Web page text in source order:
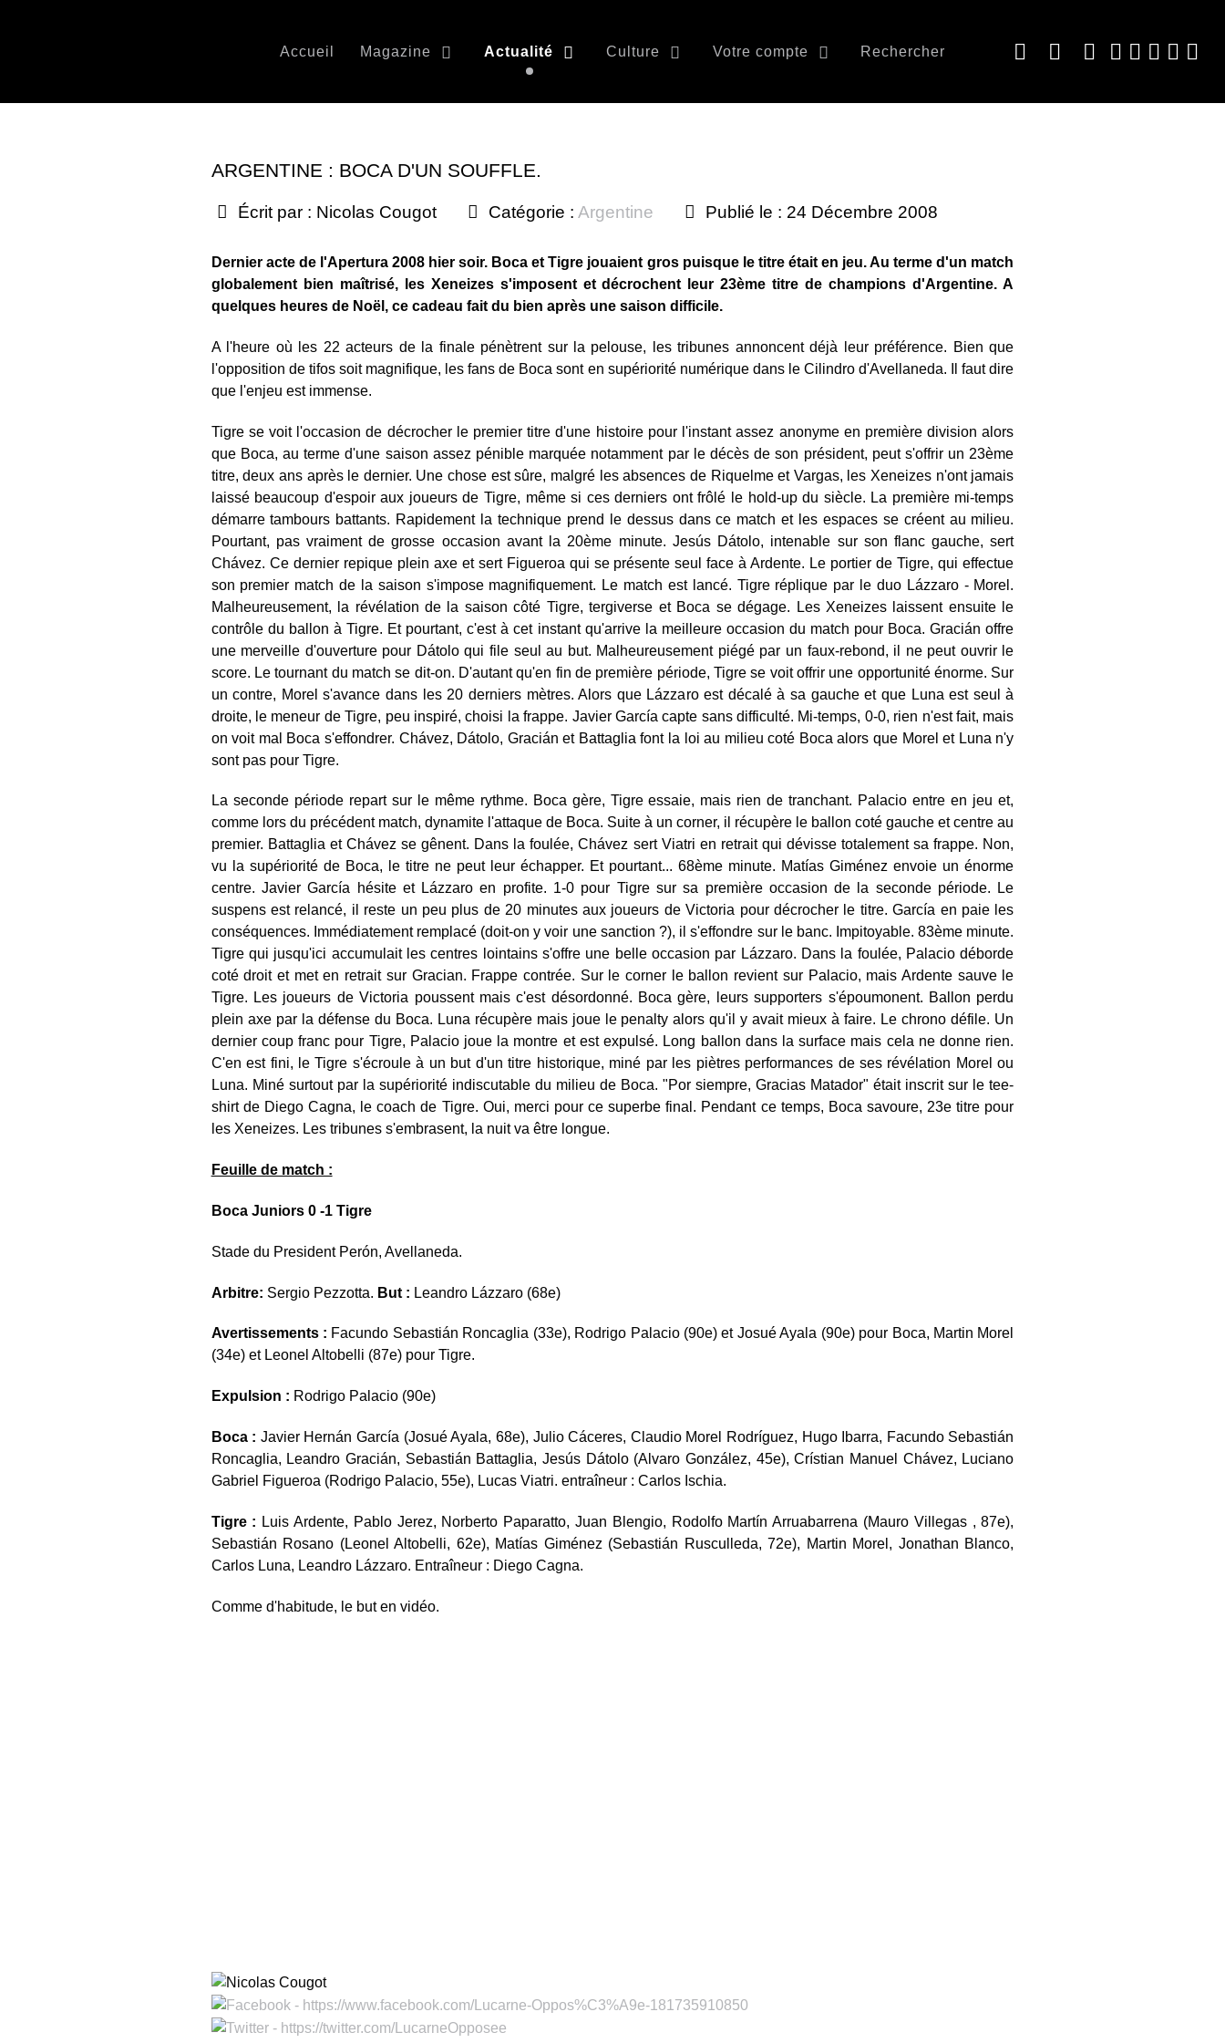
Accueil Magazine Actualité Culture Votre compte Rechercher
ARGENTINE : BOCA D'UN SOUFFLE.
Écrit par : Nicolas Cougot Catégorie : Argentine Publié le : 24 Décembre 2008
Dernier acte de l'Apertura 2008 hier soir. Boca et Tigre jouaient gros puisque le titre était en jeu. Au terme d'un match
globalement bien maîtrisé, les Xeneizes s'imposent et décrochent leur 23ème titre de champions d'Argentine. A
quelques heures de Noël, ce cadeau fait du bien après une saison difficile.
A l'heure où les 22 acteurs de la finale pénètrent sur la pelouse, les tribunes annoncent déjà leur préférence. Bien que
l'opposition de tifos soit magnifique, les fans de Boca sont en supériorité numérique dans le Cilindro d'Avellaneda. Il faut dire
que l'enjeu est immense.
Tigre se voit l'occasion de décrocher le premier titre d'une histoire pour l'instant assez anonyme en première division alors
que Boca, au terme d'une saison assez pénible marquée notamment par le décès de son président, peut s'offrir un 23ème
titre, deux ans après le dernier. Une chose est sûre, malgré les absences de Riquelme et Vargas, les Xeneizes n'ont jamais
laissé beaucoup d'espoir aux joueurs de Tigre, même si ces derniers ont frôlé le hold-up du siècle. La première mi-temps
démarre tambours battants. Rapidement la technique prend le dessus dans ce match et les espaces se créent au milieu.
Pourtant, pas vraiment de grosse occasion avant la 20ème minute. Jesús Dátolo, intenable sur son flanc gauche, sert
Chávez. Ce dernier repique plein axe et sert Figueroa qui se présente seul face à Ardente. Le portier de Tigre, qui effectue
son premier match de la saison s'impose magnifiquement. Le match est lancé. Tigre réplique par le duo Lázzaro - Morel.
Malheureusement, la révélation de la saison côté Tigre, tergiverse et Boca se dégage. Les Xeneizes laissent ensuite le
contrôle du ballon à Tigre. Et pourtant, c'est à cet instant qu'arrive la meilleure occasion du match pour Boca. Gracián offre
une merveille d'ouverture pour Dátolo qui file seul au but. Malheureusement piégé par un faux-rebond, il ne peut ouvrir le
score. Le tournant du match se dit-on. D'autant qu'en fin de première période, Tigre se voit offrir une opportunité énorme. Sur
un contre, Morel s'avance dans les 20 derniers mètres. Alors que Lázzaro est décalé à sa gauche et que Luna est seul à
droite, le meneur de Tigre, peu inspiré, choisi la frappe. Javier García capte sans difficulté. Mi-temps, 0-0, rien n'est fait, mais
on voit mal Boca s'effondrer. Chávez, Dátolo, Gracián et Battaglia font la loi au milieu coté Boca alors que Morel et Luna n'y
sont pas pour Tigre.
La seconde période repart sur le même rythme. Boca gère, Tigre essaie, mais rien de tranchant. Palacio entre en jeu et,
comme lors du précédent match, dynamite l'attaque de Boca. Suite à un corner, il récupère le ballon coté gauche et centre au
premier. Battaglia et Chávez se gênent. Dans la foulée, Chávez sert Viatri en retrait qui dévisse totalement sa frappe. Non,
vu la supériorité de Boca, le titre ne peut leur échapper. Et pourtant... 68ème minute. Matías Giménez envoie un énorme
centre. Javier García hésite et Lázzaro en profite. 1-0 pour Tigre sur sa première occasion de la seconde période. Le
suspens est relancé, il reste un peu plus de 20 minutes aux joueurs de Victoria pour décrocher le titre. García en paie les
conséquences. Immédiatement remplacé (doit-on y voir une sanction ?), il s'effondre sur le banc. Impitoyable. 83ème minute.
Tigre qui jusqu'ici accumulait les centres lointains s'offre une belle occasion par Lázzaro. Dans la foulée, Palacio déborde
coté droit et met en retrait sur Gracian. Frappe contrée. Sur le corner le ballon revient sur Palacio, mais Ardente sauve le
Tigre. Les joueurs de Victoria poussent mais c'est désordonné. Boca gère, leurs supporters s'époumonent. Ballon perdu
plein axe par la défense du Boca. Luna récupère mais joue le penalty alors qu'il y avait mieux à faire. Le chrono défile. Un
dernier coup franc pour Tigre, Palacio joue la montre et est expulsé. Long ballon dans la surface mais cela ne donne rien.
C'en est fini, le Tigre s'écroule à un but d'un titre historique, miné par les piètres performances de ses révélation Morel ou
Luna. Miné surtout par la supériorité indiscutable du milieu de Boca. "Por siempre, Gracias Matador" était inscrit sur le tee-
shirt de Diego Cagna, le coach de Tigre. Oui, merci pour ce superbe final. Pendant ce temps, Boca savoure, 23e titre pour
les Xeneizes. Les tribunes s'embrasent, la nuit va être longue.
Feuille de match :
Boca Juniors 0 -1 Tigre
Stade du President Perón, Avellaneda.
Arbitre: Sergio Pezzotta. But : Leandro Lázzaro (68e)
Avertissements : Facundo Sebastián Roncaglia (33e), Rodrigo Palacio (90e) et Josué Ayala (90e) pour Boca, Martin Morel
(34e) et Leonel Altobelli (87e) pour Tigre.
Expulsion : Rodrigo Palacio (90e)
Boca : Javier Hernán García (Josué Ayala, 68e), Julio Cáceres, Claudio Morel Rodríguez, Hugo Ibarra, Facundo Sebastián
Roncaglia, Leandro Gracián, Sebastián Battaglia, Jesús Dátolo (Alvaro González, 45e), Crístian Manuel Chávez, Luciano
Gabriel Figueroa (Rodrigo Palacio, 55e), Lucas Viatri. entraîneur : Carlos Ischia.
Tigre : Luis Ardente, Pablo Jerez, Norberto Paparatto, Juan Blengio, Rodolfo Martín Arruabarrena (Mauro Villegas , 87e),
Sebastián Rosano (Leonel Altobelli, 62e), Matías Giménez (Sebastián Rusculleda, 72e), Martin Morel, Jonathan Blanco,
Carlos Luna, Leandro Lázzaro. Entraîneur : Diego Cagna.
Comme d'habitude, le but en vidéo.